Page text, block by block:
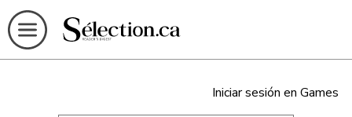
Iniciar sesión en Games